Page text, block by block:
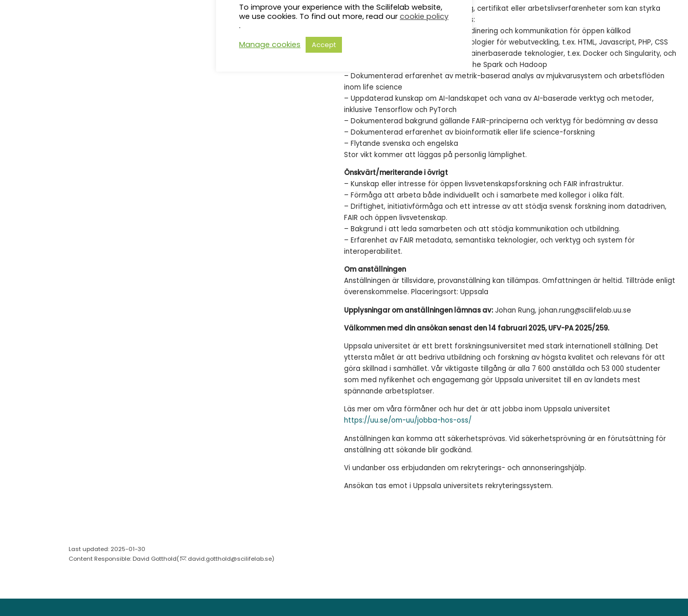
Ansökande ska ha relevant utbildning, certifikat eller arbetslivserfarenheter som kan styrka
expertis för rollen. Utöver detta krävs:
– Dokumenterad erfarenhet av koordinering och kommunikation för öppen källkod
– Dokumenterad erfarenhet av teknologier för webutveckling, t.ex. HTML, Javascript, PHP, CSS
– Dokumenterad erfarenhet av containerbaserade teknologier, t.ex. Docker och Singularity, och
teknologier för stora data, t.ex. Apache Spark och Hadoop
– Dokumenterad erfarenhet av metrik-baserad analys av mjukvarusystem och arbetsflöden
inom life science
– Uppdaterad kunskap om AI-landskapet och vana av AI-baserade verktyg och metoder,
inklusive Tensorflow och PyTorch
– Dokumenterad bakgrund gällande FAIR-principerna och verktyg för bedömning av dessa
– Dokumenterad erfarenhet av bioinformatik eller life science-forskning
– Flytande svenska och engelska
Stor vikt kommer att läggas på personlig lämplighet.
Önskvärt/meriterande i övrigt
– Kunskap eller intresse för öppen livsvetenskapsforskning och FAIR infrastruktur.
– Förmåga att arbeta både individuellt och i samarbete med kollegor i olika fält.
– Driftighet, initiativförmåga och ett intresse av att stödja svensk forskning inom datadriven,
FAIR och öppen livsvetenskap.
– Bakgrund i att leda samarbeten och att stödja kommunikation och utbildning.
– Erfarenhet av FAIR metadata, semantiska teknologier, och verktyg och system för
interoperabilitet.
Om anställningen
Anställningen är tillsvidare, provanställning kan tillämpas. Omfattningen är heltid. Tillträde enligt
överenskommelse. Placeringsort: Uppsala
Upplysningar om anställningen lämnas av: Johan Rung, johan.rung@scilifelab.uu.se
Välkommen med din ansökan senast den 14 fabruari 2025, UFV-PA 2025/259.
Uppsala universitet är ett brett forskningsuniversitet med stark internationell ställning. Det
yttersta målet är att bedriva utbildning och forskning av högsta kvalitet och relevans för att
göra skillnad i samhället. Vår viktigaste tillgång är alla 7 600 anställda och 53 000 studenter
som med nyfikenhet och engagemang gör Uppsala universitet till en av landets mest
spännande arbetsplatser.
Läs mer om våra förmåner och hur det är att jobba inom Uppsala universitet
https://uu.se/om-uu/jobba-hos-oss/
Anställningen kan komma att säkerhetsprövas. Vid säkerhetsprövning är en förutsättning för
anställning att sökande blir godkänd.
Vi undanber oss erbjudanden om rekryterings- och annonseringshjälp.
Ansökan tas emot i Uppsala universitets rekryteringssystem.
Last updated: 2025-01-30
Content Responsible: David Gotthold(
david.gotthold@scilifelab.se)
To improve your experience with the Scilifelab website,
we use cookies. To find out more, read our cookie policy
.
Manage cookies
Accept